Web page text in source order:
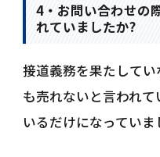
4・お問い合わせの
れていましたか?
接道義務を果たして
も売れないと言われ
いるだけになっていま